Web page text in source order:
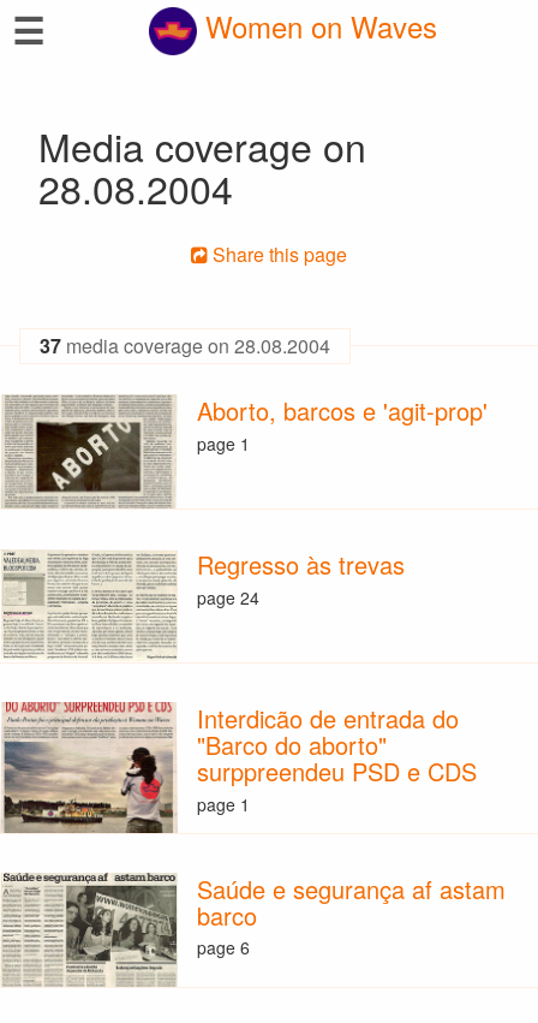
☰ Women on Waves
Media coverage on
28.08.2004
Share this page
37 media coverage on 28.08.2004
Aborto, barcos e 'agit-prop'
page 1
Regresso às trevas
page 24
Interdicão de entrada do
"Barco do aborto"
surppreendeu PSD e CDS
page 1
Saúde e segurança af astam
barco
page 6